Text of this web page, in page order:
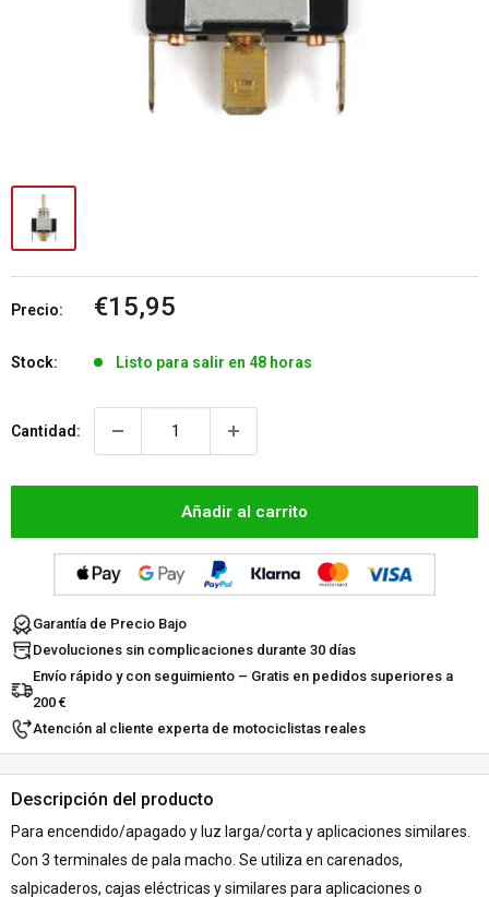
Precio:
Precio
venta
€15,95
Stock: Listo para salir en 48 horas
Cantidad:
Añadir al carrito
Garantía de Precio Bajo
Devoluciones sin complicaciones durante 30 días
Envío rápido y con seguimiento – Gratis en pedidos superiores a
200 €
Atención al cliente experta de motociclistas reales
Descripción del producto
Para encendido/apagado y luz larga/corta y aplicaciones similares.
Con 3 terminales de pala macho. Se utiliza en carenados,
salpicaderos, cajas eléctricas y similares para aplicaciones o